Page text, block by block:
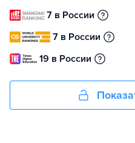
7 в России
7 в России
19 в России